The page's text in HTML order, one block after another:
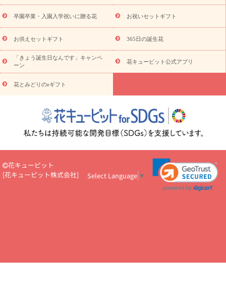
ミオーダー
プチギフト（hanamore -ハナモア-）
花とみどりの
eギフト
花キューピットのeGfit カラー ピンク
レンジ
レッド お花の種類 バラ ユリ トルコキキョウ
予
算から探す
お祝い お祝い・3000円～ お祝い・
お祝い・5000円～ お祝い・7000円～ お祝い・10000円～
お供え・お悔やみ
お供え・お悔やみ・3000円～
お供え・お
悔やみ・5000円～ お供え・お悔やみ・7000円～
お供え・お悔
やみ・10000円～
365日の誕生花カレンダー
開店・開業祝
お祝いを贈るときのマナー・
花キューピットのお祝いコラム一覧
誕生日のお花を「色
彩心理学」で選ぶ方法
結婚祝いの予算相場
出産祝いお役立ち情
転職祝いのマナー基礎知識
ペットのお祝いワンポイントアド
バイス
スタンド花（フラスタ）のマナー
お見舞いのマナーとル
お祝い花のマナー総まとめ
場上司や先輩へ贈るお祝い花の正解は？
開店祝いの花 選び方ガイ
ド（早見表あり）
花キューピットのお供え・
プロ直伝10のテクニック
花美人5人の「花のある暮らし」
美
卒園卒業・入園入学祝いに贈る花 お祝いセットギフト
お供えセットギフト 365日の誕生花
「きょう誕生日なんです」キャンペ
ーン
花キューピット公式アプリ
花とみどりのeギフト
花キューピット
[花キューピット株式会社] Select Language ▼